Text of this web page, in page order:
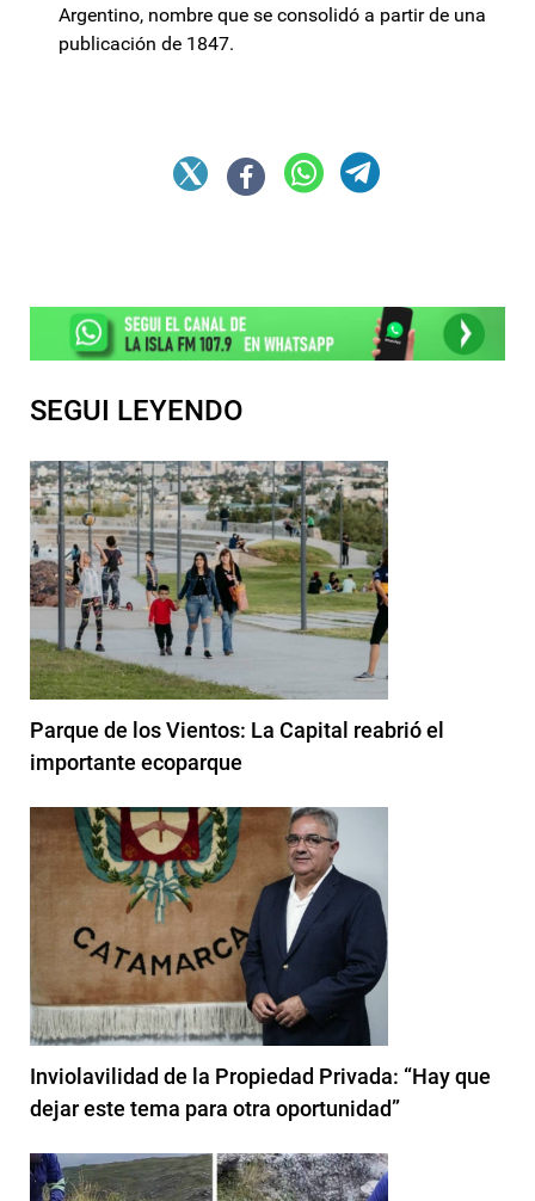
Argentino, nombre que se consolidó a partir de una
publicación de 1847.
SEGUI LEYENDO
Parque de los Vientos: La Capital reabrió el
importante ecoparque
Inviolavilidad de la Propiedad Privada: “Hay que
dejar este tema para otra oportunidad”